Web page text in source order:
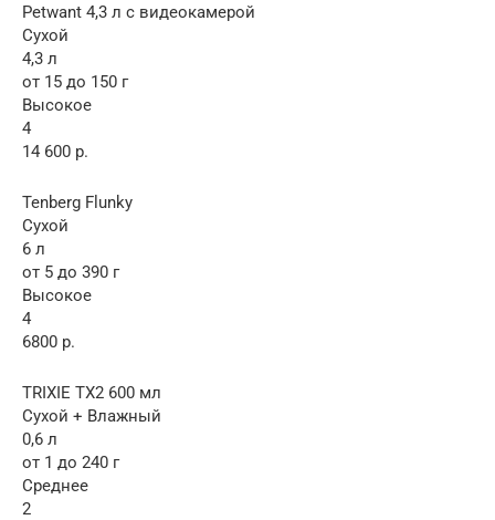
Petwant 4,3 л с видеокамерой
Сухой
4,3 л
от 15 до 150 г
Высокое
4
14 600 р.
Tenberg Flunky
Сухой
6 л
от 5 до 390 г
Высокое
4
6800 р.
TRIXIE TX2 600 мл
Сухой + Влажный
0,6 л
от 1 до 240 г
Среднее
2